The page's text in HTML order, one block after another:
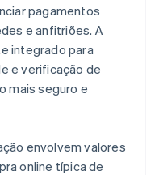
pagamentos
e anfitriões. A
integrado para
e verificação de
mais seguro e
envolvem valores
online típica de